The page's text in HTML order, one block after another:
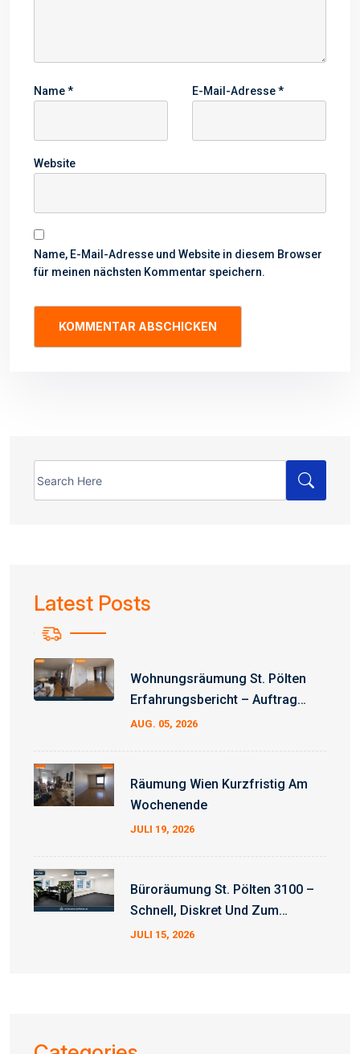
Name* E-Mail-Adresse*
Website
Name, E-Mail-Adresse und Website in diesem Browser
für meinen nächsten Kommentar speichern.
Latest Posts
Wohnungsräumung St. Pölten
Erfahrungsbericht – Auftrag
Erfolgreich Abgeschlossen
AUG. 05, 2026
Räumung Wien Kurzfristig Am
Wochenende
JULI 19, 2026
Büroräumung St. Pölten 3100 –
Schnell, Diskret Und Zum
Fixpreis
JULI 15, 2026